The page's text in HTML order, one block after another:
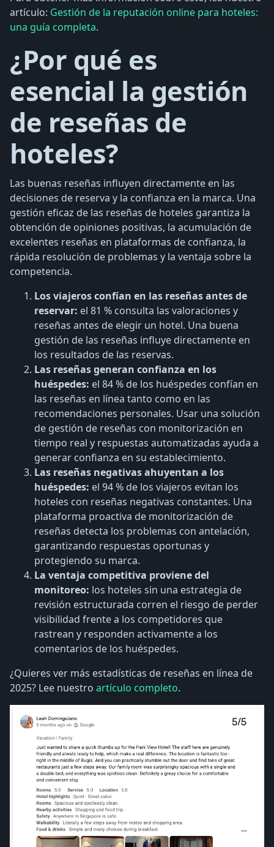
artículo: Gestión de la reputación online para hoteles:
una guía completa.
¿Por qué es
esencial la gestión
de reseñas de
hoteles?
Las buenas reseñas influyen directamente en las
decisiones de reserva y la confianza en la marca. Una
gestión eficaz de las reseñas de hoteles garantiza la
obtención de opiniones positivas, la acumulación de
excelentes reseñas en plataformas de confianza, la
rápida resolución de problemas y la ventaja sobre la
competencia.
Los viajeros confían en las reseñas antes de
reservar: el 81 % consulta las valoraciones y
reseñas antes de elegir un hotel. Una buena
gestión de las reseñas influye directamente en
los resultados de las reservas.
Las reseñas generan confianza en los
huéspedes: el 84 % de los huéspedes confían en
las reseñas en línea tanto como en las
recomendaciones personales. Usar una solución
de gestión de reseñas con monitorización en
tiempo real y respuestas automatizadas ayuda a
generar confianza en su establecimiento.
Las reseñas negativas ahuyentan a los
huéspedes: el 94 % de los viajeros evitan los
hoteles con reseñas negativas constantes. Una
plataforma proactiva de monitorización de
reseñas detecta los problemas con antelación,
garantizando respuestas oportunas y
protegiendo su marca.
La ventaja competitiva proviene del
monitoreo: los hoteles sin una estrategia de
revisión estructurada corren el riesgo de perder
visibilidad frente a los competidores que
rastrean y responden activamente a los
comentarios de los huéspedes.
¿Quieres ver más estadísticas de reseñas en línea de
2025? Lee nuestro artículo completo.